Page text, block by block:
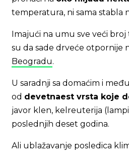
temperatura, ni sama stabla
Imajući na umu sve veći
su da sade drveće otpornije
Beogradu.
U saradnji sa domaćim i
od devetnaest vrsta koje
javor klen, kelreuterija
poslednjih deset godina.
Ali ublažavanje posledica